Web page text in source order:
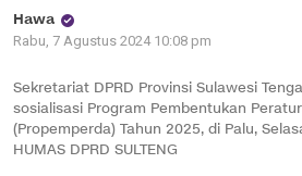
Hawa
Rabu, 7 Agustus 2024 10:08 pm
Sekretariat DPRD Provinsi Sulawesi
sosialisasi Program Pembentukan
(Propemperda) Tahun 2025, di Palu,
HUMAS DPRD SULTENG